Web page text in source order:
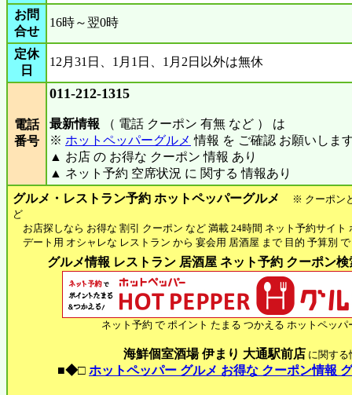
お問
合せ
16時～翌0時
定休
日
12月31日、1月1日、1月2日以外は無休
電話
番号
011-212-1315
最新情報 （ 電話 クーポン 有無 など ） は
※ ホットペッパーグルメ 情報 を ご確認 お願いしま
▲ お店 の お得な クーポン 情報 あり
▲ ネット予約 空席状況 に 関する 情報あり
グルメ・レストラン予約 ホットペッパーグルメ
※ クーポン
ど
お店探しなら お得な 割引 クーポン など 満載 24時間 ネット予約サイト
デート用 オシャレな レストラン から 宴会用 居酒屋 まで 目的 予算別
グルメ情報 レストラン 居酒屋 ネット予約 クーポン
ネット予約 で ポイント たまる つかえる ホットペッパ
海鮮個室酒場 伊まり 大通駅前店に関する
■◆□ ホットペッパー グルメ お得な クーポン情報